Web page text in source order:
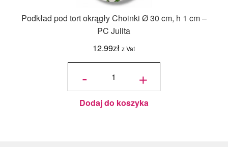
Podkład pod tort okrągły Choinki Ø 30 cm, h 1 cm –
PC Julita
12.99zł z Vat
-
ilość
okrągły
Choinki
Ø 30
cm, h 1
cm - PC
+
Dodaj do koszyka